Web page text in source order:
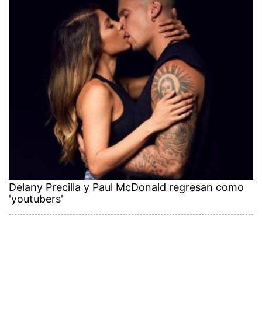
Delany Precilla y Paul McDonald regresan como
'youtubers'